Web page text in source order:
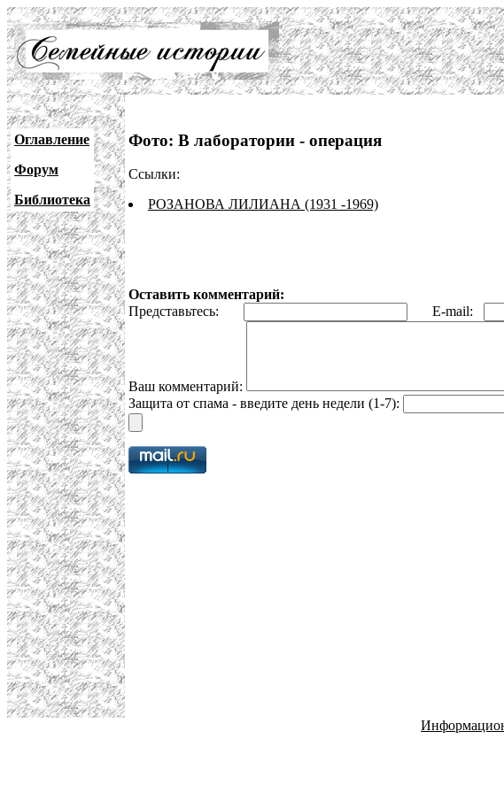
Оглавление
Форум
Библиотека
Фото: В лаборатории - операция
Ссылки:
РОЗАНОВА ЛИЛИАНА (1931 -1969)
Оставить комментарий:
Представьтесь:
E-mail:
Ваш комментарий:
Защита от спама - введите день недели (1-7):